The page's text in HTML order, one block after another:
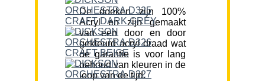
De doeken zijn 100%
Acryl en zijn gemaakt
van een door en door
gekleurd acryl draad wat
de garantie is voor lang
behoud van kleuren in de
loop van de tijd.